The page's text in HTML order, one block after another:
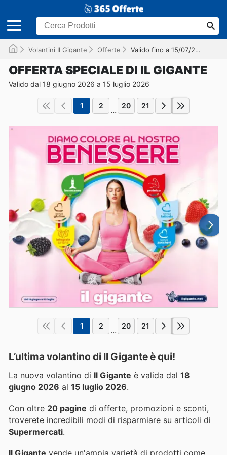
Volantini Il Gigante Offerte Valido fino a 15/07/2026
OFFERTA SPECIALE DI IL GIGANTE
Valido dal 18 giugno 2026 a 15 luglio 2026
1 2 ... 20 21
1 2 ... 20 21
L’ultima volantino di Il Gigante è qui!
La nuova volantino di Il Gigante è valida dal 18
giugno 2026 al 15 luglio 2026.
Con oltre 20 pagine di offerte, promozioni e sconti,
troverete incredibili modi di risparmiare su articoli di
Supermercati.